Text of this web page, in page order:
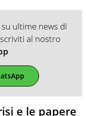
ultime news di
al nostro
e le papere